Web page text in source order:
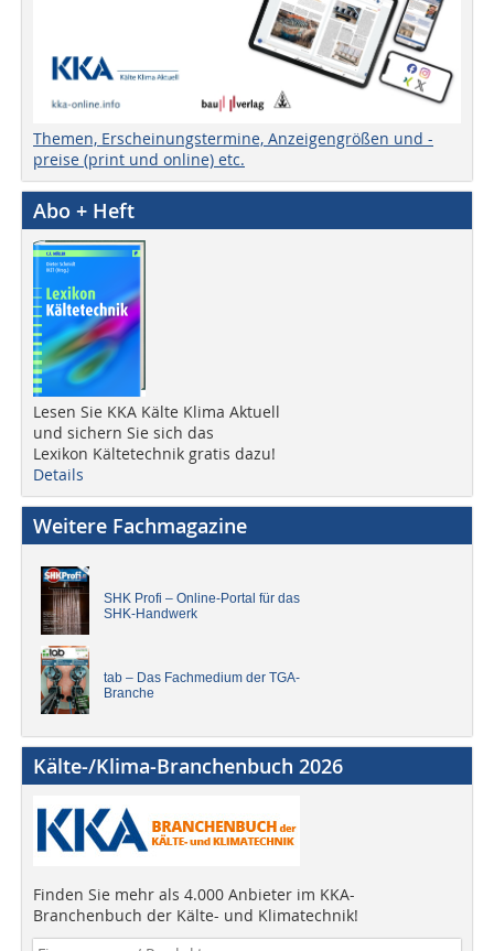
Themen, Erscheinungstermine, Anzeigengrößen und -
preise (print und online) etc.
Abo + Heft
Lesen Sie KKA Kälte Klima Aktuell
und sichern Sie sich das
Lexikon Kältetechnik gratis dazu!
Details
Weitere Fachmagazine
SHK Profi – Online-Portal für das
SHK-Handwerk
tab – Das Fachmedium der TGA-
Branche
Kälte-/Klima-Branchenbuch 2026
Finden Sie mehr als 4.000 Anbieter im KKA-
Branchenbuch der Kälte- und Klimatechnik!